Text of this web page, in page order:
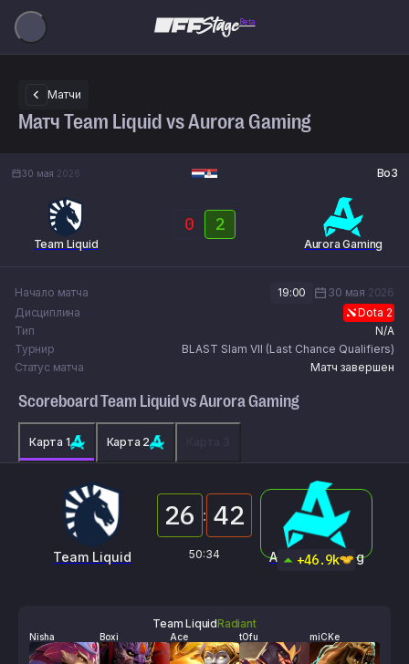
Beta
Матчи
Матч Team Liquid vs Aurora Gaming
30 мая 2026 Bo3
Team Liquid
0 2
Aurora Gaming
Начало матча 19:00 30 мая 2026
Дисциплина
Dota 2
Тип
N/A
Турнир
BLAST Slam VII (Last Chance Qualifiers)
Статус матча
Матч завершен
Scoreboard Team Liquid vsAurora Gaming
Карта 1 Карта 2
Team Liquid
26 : 42
50:34 Aurora Gaming
+46.9k
Team LiquidRadiant
Nisha Boxi Ace tOfu miCKe